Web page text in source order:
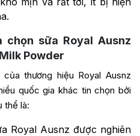
sữa Royal Ausnz
Powder
thương hiệu Royal Ausnz
quốc gia khác tin chọn bởi
thể là:
Royal Ausnz được nghiên